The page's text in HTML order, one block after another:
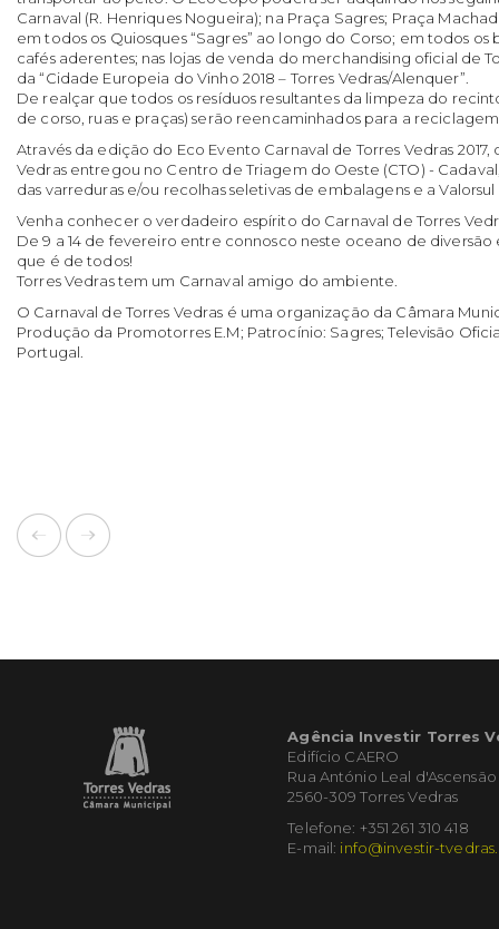
Carnaval (R. Henriques Nogueira); na Praça Sagres; Praça
em todos os Quiosques “Sagres” ao longo do Corso; em todos os
cafés aderentes; nas lojas de venda do merchandising oficial de
da “Cidade Europeia do Vinho 2018 – Torres Vedras/Alenquer”.
De realçar que todos os resíduos resultantes da limpeza do
de corso, ruas e praças) serão reencaminhados para a
Através da edição do Eco Evento Carnaval de Torres Vedras
Vedras entregou no Centro de Triagem do Oeste (CTO) -
das varreduras e/ou recolhas seletivas de embalagens e a
Venha conhecer o verdadeiro espírito do Carnaval de Torres
De 9 a 14 de fevereiro entre connosco neste oceano de diversão
que é de todos!
Torres Vedras tem um Carnaval amigo do ambiente.
O Carnaval de Torres Vedras é uma organização da Câmara
Produção da Promotorres E.M; Patrocínio: Sagres; Televisão
Portugal.
Agência Investir Torres
Edifício CAERO
Rua António Leal d'Ascensão
2560-309 Torres Vedras
Telefone: +351 261 310 418
E-mail: info@investir-